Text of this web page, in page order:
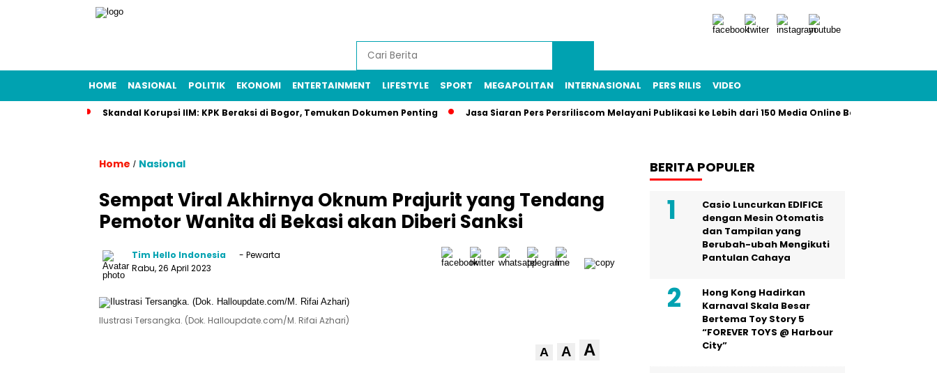
HOME NASIONAL POLITIK EKONOMI ENTERTAINMENT LIFESTYLE SPORT MEGAPOLITAN INTERNASIONAL PERS RILIS VIDEO
Skandal Korupsi IIM: KPK Beraksi di Bogor, Temukan Dokumen Penting Jasa Siaran Pers Persriliscom Melayani Publikasi ke Lebih dari 150 Media Online Berbagai
Home / Nasional
Sempat Viral Akhirnya Oknum Prajurit yang Tendang
Pemotor Wanita di Bekasi akan Diberi Sanksi
Tim Hello Indonesia
- Pewarta
Rabu, 26 April 2023
Ilustrasi Tersangka. (Dok. Halloupdate.com/M. Rifai Azhari)
A A A
BERITA POPULER
Casio Luncurkan EDIFICE
dengan Mesin Otomatis
dan Tampilan yang
Berubah-ubah Mengikuti
Pantulan Cahaya
Hong Kong Hadirkan
Karnaval Skala Besar
Bertema Toy Story 5
“FOREVER TOYS @ Harbour
City”